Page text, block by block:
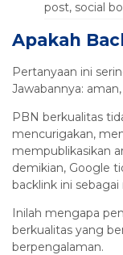
post, social
Apakah
Pertanyaan ini
Jawabannya:
PBN berkualitas
mencurigakan,
mempublikasikan
demikian, Google
backlink ini sebagai
Inilah mengapa
berkualitas yang
berpengalaman.